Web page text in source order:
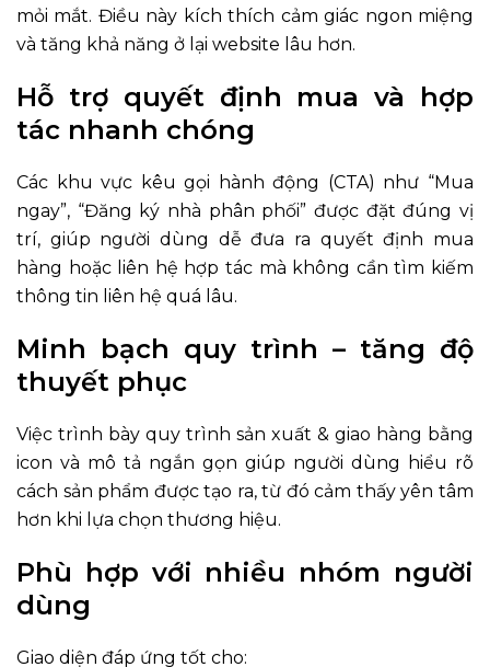
mỏi mắt. Điều này kích thích cảm giác ngon miệng
và tăng khả năng ở lại website lâu hơn.
Hỗ trợ quyết định mua và hợp
tác nhanh chóng
Các khu vực kêu gọi hành động (CTA) như “Mua
ngay”, “Đăng ký nhà phân phối” được đặt đúng vị
trí, giúp người dùng dễ đưa ra quyết định mua
hàng hoặc liên hệ hợp tác mà không cần tìm kiếm
thông tin liên hệ quá lâu.
Minh bạch quy trình – tăng độ
thuyết phục
Việc trình bày quy trình sản xuất & giao hàng bằng
icon và mô tả ngắn gọn giúp người dùng hiểu rõ
cách sản phẩm được tạo ra, từ đó cảm thấy yên tâm
hơn khi lựa chọn thương hiệu.
Phù hợp với nhiều nhóm người
dùng
Giao diện đáp ứng tốt cho: